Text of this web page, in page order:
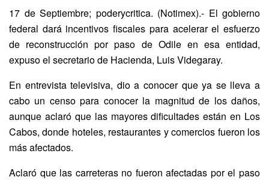
17 de Septiembre; poderycritica. (Notimex).- El gobierno
federal dará incentivos fiscales para acelerar el esfuerzo
de reconstrucción por paso de Odile en esa entidad,
expuso el secretario de Hacienda, Luis Videgaray.
En entrevista televisiva, dio a conocer que ya se lleva a
cabo un censo para conocer la magnitud de los daños,
aunque aclaró que las mayores dificultades están en Los
Cabos, donde hoteles, restaurantes y comercios fueron los
más afectados.
Aclaró que las carreteras no fueron afectadas por el paso